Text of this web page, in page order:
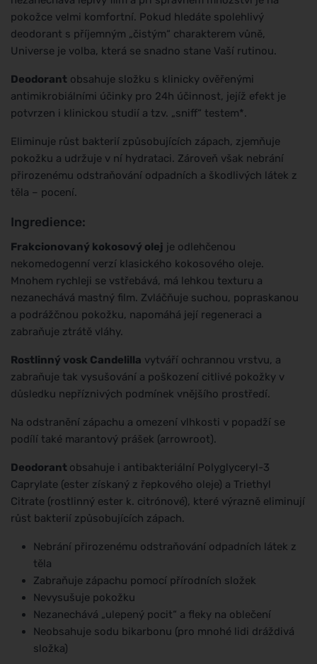
pokožce velmi komfortní. Pokud hledáte spolehlivý
deodorant s příjemným „čistým“ charakterem vůně,
Universe je volba, která se snadno stane Vaší rutinou.
Deodorant obsahuje složku s klinicky ověřenými
antimikrobiálními účinky pro 24h účinnost, jejíž efekt je
potvrzen i klinickou studií a tzv. „sniff“ testem*.
Eliminuje růst bakterií způsobujících zápach, zjemňuje
pokožku a udržuje v ní hydrataci. Zároveň však nebrání
přirozenému odstraňování odpadních a škodlivých látek z
těla – pocení.
Ingredience:
Frakcionovaný kokosový olej je odlehčenou
nekomedogenní verzí klasického kokosového oleje.
Mnohem rychleji se vstřebává, má lehkou texturu a
nezanechává mastný film. Zvláčňuje suchou, popraskanou
a podrážčnou pokožku, napomáhá její regeneraci a
zabraňuje ztrátě vláhy.
Rostlinný vosk Candelilla vytváří ochrannou vrstvu, a
zabraňuje tak vysušování a poškození citlivé pokožky v
důsledku nepříznivých podmínek vnějšího prostředí.
Na odstranění zápachu a omezení vlhkosti v popadží se
podílí také marantový prášek (arrowroot).
Deodorant obsahuje i antibakteriální Polyglyceryl-3
Caprylate (ester získaný z řepkového oleje) a Triethyl
Citrate (rostlinný ester k. citrónové), které výrazně eliminují
růst bakterií způsobujících zápach.
Nebrání přirozenému odstraňování odpadních látek z
těla
Zabraňuje zápachu pomocí přírodních složek
Nevysušuje pokožku
Nezanechává „ulepený pocit“ a fleky na oblečení
Neobsahuje sodu bikarbonu (pro mnohé lidi dráždivá
složka)